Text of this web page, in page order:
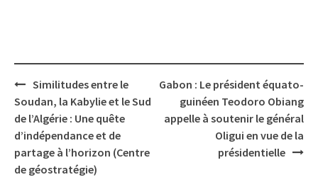
Post
navigation
Similitudes entre le
Soudan, la Kabylie et le Sud
de l’Algérie : Une quête
d’indépendance et de
partage à l’horizon (Centre
de géostratégie)
Gabon : Le président équato-
guinéen Teodoro Obiang
appelle à soutenir le général
Oligui en vue de la
présidentielle